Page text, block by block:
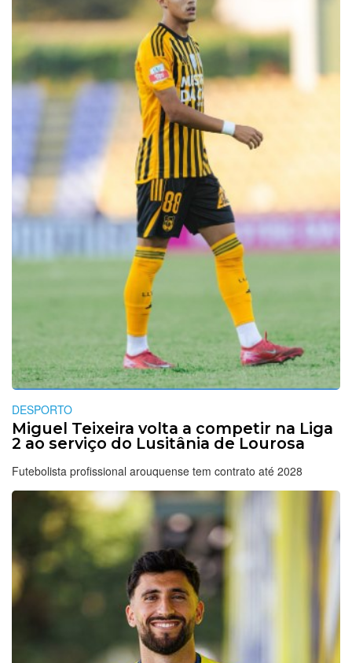
DESPORTO
Miguel Teixeira volta a competir na Liga
2 ao serviço do Lusitânia de Lourosa
Futebolista profissional arouquense tem contrato até 2028